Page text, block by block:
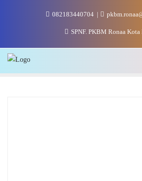
082183440704
SPNF. PKBM Ronaa Kota